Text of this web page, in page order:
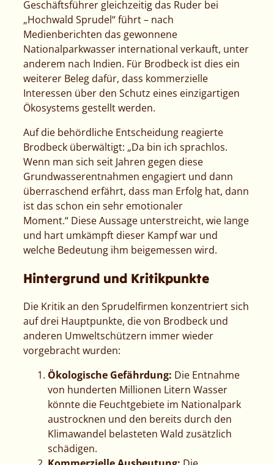
Geschäftsführer gleichzeitig das Ruder bei
„Hochwald Sprudel“ führt – nach
Medienberichten das gewonnene
Nationalparkwasser international verkauft, unter
anderem nach Indien. Für Brodbeck ist dies ein
weiterer Beleg dafür, dass kommerzielle
Interessen über den Schutz eines einzigartigen
Ökosystems gestellt werden.
Auf die behördliche Entscheidung reagierte
Brodbeck überwältigt: „Da bin ich sprachlos.
Wenn man sich seit Jahren gegen diese
Grundwasserentnahmen engagiert und dann
überraschend erfährt, dass man Erfolg hat, dann
ist das schon ein sehr emotionaler
Moment.“ Diese Aussage unterstreicht, wie lange
und hart umkämpft dieser Kampf war und
welche Bedeutung ihm beigemessen wird.
Hintergrund und Kritikpunkte
Die Kritik an den Sprudelfirmen konzentriert sich
auf drei Hauptpunkte, die von Brodbeck und
anderen Umweltschützern immer wieder
vorgebracht wurden:
Ökologische Gefährdung: Die Entnahme
von hunderten Millionen Litern Wasser
könnte die Feuchtgebiete im Nationalpark
austrocknen und den bereits durch den
Klimawandel belasteten Wald zusätzlich
schädigen.